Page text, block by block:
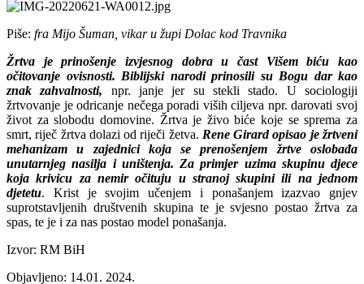
Piše: fra Mijo Šuman, vikar u župi Dolac kod Travnika
Žrtva je prinošenje izvjesnog dobra u čast Višem biću kao
očitovanje ovisnosti. Biblijski narodi prinosili su Bogu dar kao
znak zahvalnosti,
npr. janje jer su stekli stado. U sociologiji
žrtvovanje je odricanje nečega poradi viših ciljeva npr. darovati svoj
život za slobodu domovine. Žrtva je živo biće koje se sprema za
smrt, riječ žrtva dolazi od riječi žetva. Rene Girard opisao je žrtveni
mehanizam u zajednici koja se prenošenjem žrtve oslobađa
unutarnjeg nasilja i uništenja. Za primjer uzima skupinu djece
koja krivicu za nemir očituju u stranoj skupini ili na jednom
djetetu. Krist je svojim učenjem i ponašanjem izazvao gnjev
suprotstavljenih društvenih skupina te je svjesno postao žrtva za
spas, te je i za nas postao model ponašanja.
Izvor: RM BiH
Objavljeno: 14.01. 2024.